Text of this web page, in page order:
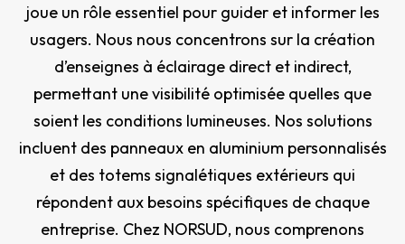
joue un rôle essentiel pour guider et informer les
usagers. Nous nous concentrons sur la création
d’enseignes à éclairage direct et indirect,
permettant une visibilité optimisée quelles que
soient les conditions lumineuses. Nos solutions
incluent des panneaux en aluminium personnalisés
et des totems signalétiques extérieurs qui
répondent aux besoins spécifiques de chaque
entreprise. Chez NORSUD, nous comprenons